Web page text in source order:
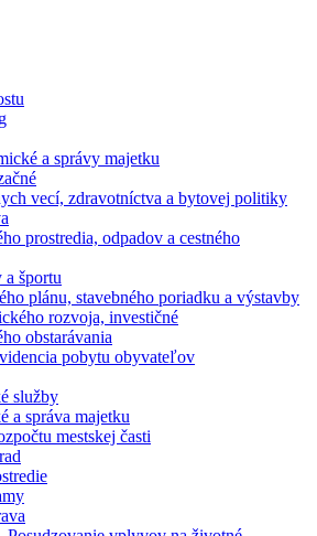
a správy majetku
vecí, zdravotníctva a bytovej politiky
prostredia, odpadov a cestného
športu
plánu, stavebného poriadku a výstavby
rozvoja, investičné
obstarávania
pobytu obyvateľov
služby
a správa majetku
mestskej časti